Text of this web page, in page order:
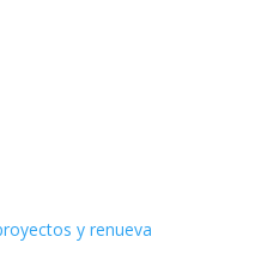
y renueva